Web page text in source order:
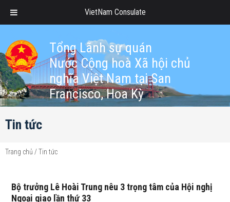
Tổng Lãnh sự quán
Nước Cộng hoà Xã hội chủ
nghĩa Việt Nam tại San
Francisco, Hoa Kỳ
Tin tức
Trang chủ /Tin tức
Bộ trưởng Lê Hoài Trung nêu 3 trọng tâm của Hội nghị
Ngoại giao lần thứ 33
VietNam Consulate